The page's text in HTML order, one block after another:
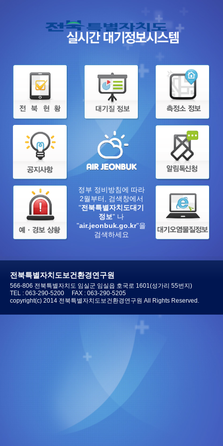
정부 정비방침에 따라
2월부터, 검색창에서
"전북특별자치도대기
정보" 나
"air.jeonbuk.go.kr"을
검색하세요
전북특별자치도보건환경연구원
566-806 전북특별자치도 임실군 임실읍 호국로 1601(성가리 55번지)
TEL : 063-290-5200 FAX : 063-290-5205
copyright(c) 2014 전북특별자치도보건환경연구원 All Rights Reserved.